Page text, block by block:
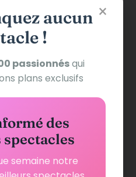
×
aucun
!
passionnésqui
plans exclusifs
des
semaine notre